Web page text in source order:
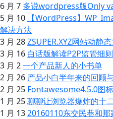
6 月 7 多说wordpress版Only
5 月 10
【WordPress】
解决方法
3 月 28ZSUPER.XYZ网站动静
3 月 16 白话版解读P2P监管细则
3 月 2一个产品新人的小书单
2 月 26 产品小白半年来的回顾
2 月 25 Fontawesome4.5.0图
1 月 25聊聊让浏览器爆炸的十
1 月 1320160110东交民巷和那